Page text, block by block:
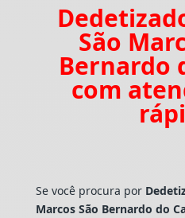
São
Bernardo
com
Se você procura por
Marcos São Bernardo do